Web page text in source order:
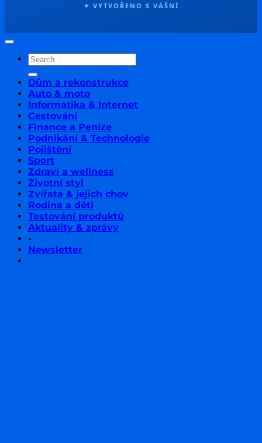
✦ VYTVOŘENO S VÁŠNÍ
Dům a rekonstrukce
Auto & moto
Informatika & Internet
Cestování
Finance a Peníze
Podnikání & Technologie
Pojištění
Sport
Zdraví a wellness
Životní styl
Zvířata & jejich chov
Rodina a děti
Testování produktů
Aktuality & zprávy
-
Newsletter